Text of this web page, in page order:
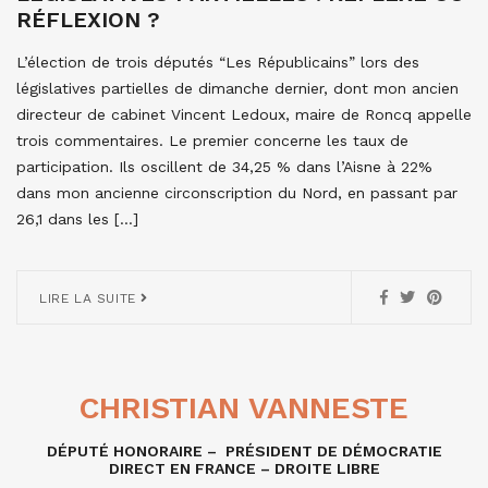
RÉFLEXION ?
L’élection de trois députés “Les Républicains” lors des
législatives partielles de dimanche dernier, dont mon ancien
directeur de cabinet Vincent Ledoux, maire de Roncq appelle
trois commentaires. Le premier concerne les taux de
participation. Ils oscillent de 34,25 % dans l’Aisne à 22%
dans mon ancienne circonscription du Nord, en passant par
26,1 dans les […]
LIRE LA SUITE
CHRISTIAN VANNESTE
DÉPUTÉ HONORAIRE – PRÉSIDENT DE DÉMOCRATIE
DIRECT EN FRANCE – DROITE LIBRE